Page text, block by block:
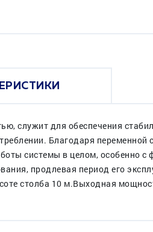
служит для обеспечения
Благодаря переменной
системы в целом, особенно
продлевая период его
столба 10 м.Выходная